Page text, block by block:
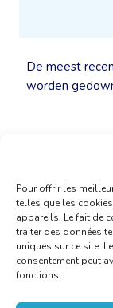
Pour offrir les
telles que les
appareils. Le fait de
traiter des données
uniques sur ce site.
consentement peut
fonctions.
De meest
worden